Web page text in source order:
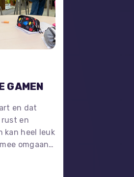
GAMEN
en dat
rust en
kan heel leuk
omgaan.